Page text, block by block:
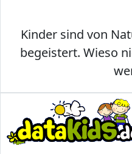
Kinder sind von
begeistert. Wieso